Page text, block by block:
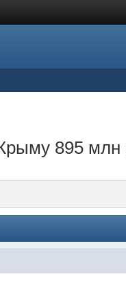
895 млн